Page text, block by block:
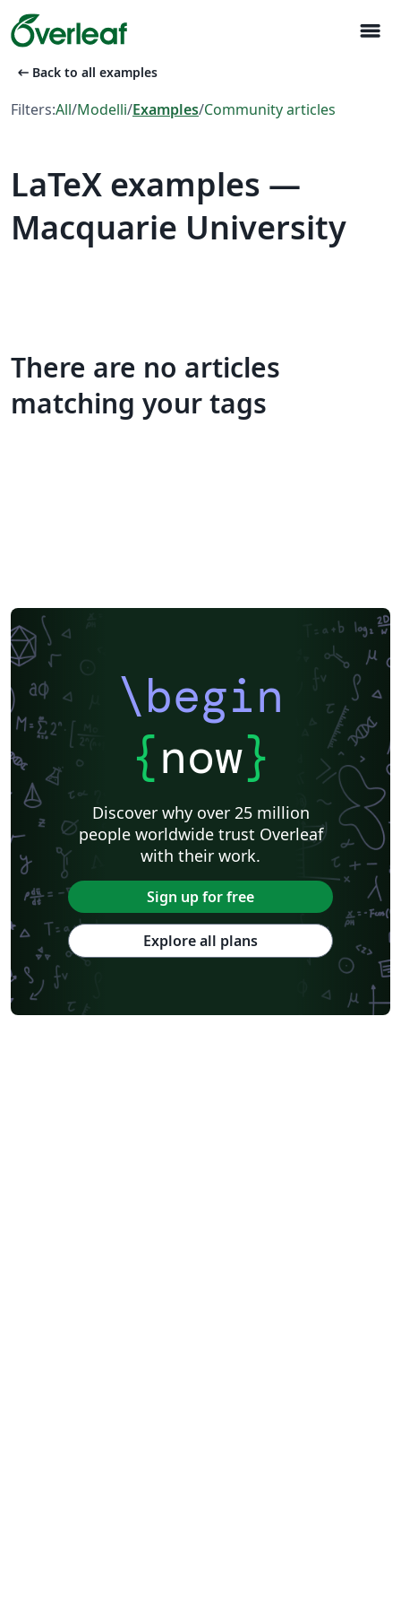
menu
arrow_left_alt Back to all examples
Filters:All/Modelli/Examples/Community articles
LaTeX examples —
Macquarie University
There are no articles
matching your tags
\begin
{now}
Discover why over 25 million
people worldwide trust Overleaf
with their work.
Sign up for free
Explore all plans